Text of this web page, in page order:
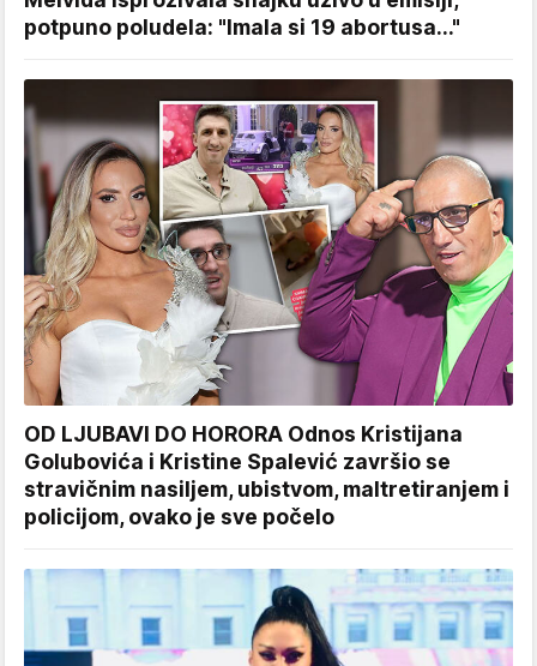
potpuno poludela: "Imala si 19 abortusa..."
OD LJUBAVI DO HORORA Odnos Kristijana
Golubovića i Kristine Spalević završio se
stravičnim nasiljem, ubistvom, maltretiranjem i
policijom, ovako je sve počelo